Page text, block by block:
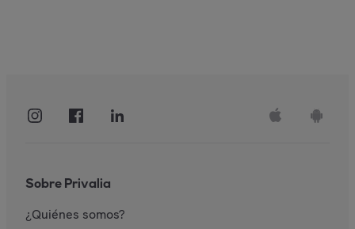
Sobre Privalia
¿Quiénes somos?